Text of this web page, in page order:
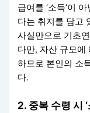
급여를 ‘소득’이
다는 취지를 담고
사실만으로 기초
다만, 자산 규모에
하므로 본인의 소
다.
2. 중복 수령 시